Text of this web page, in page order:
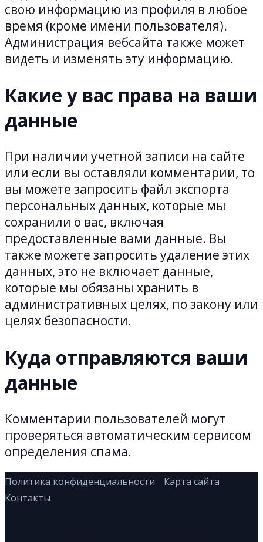
свою информацию из профиля в любое
время (кроме имени пользователя).
Администрация вебсайта также может
видеть и изменять эту информацию.
Какие у вас права на ваши
данные
При наличии учетной записи на сайте
или если вы оставляли комментарии, то
вы можете запросить файл экспорта
персональных данных, которые мы
сохранили о вас, включая
предоставленные вами данные. Вы
также можете запросить удаление этих
данных, это не включает данные,
которые мы обязаны хранить в
административных целях, по закону или
целях безопасности.
Куда отправляются ваши
данные
Комментарии пользователей могут
проверяться автоматическим сервисом
определения спама.
Политика конфиденциальности
Карта сайта
Контакты